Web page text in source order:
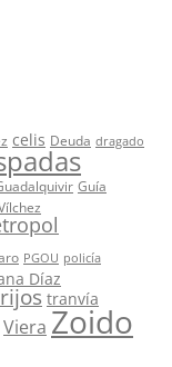
celis Deuda dragado
Guía
PGOU policía
Díaz
tranvía
Viera Zoido